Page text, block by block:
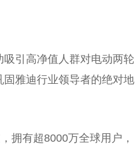
引高净值人群对电动两轮
雅迪行业领导者的绝对地
拥有超8000万全球用户，